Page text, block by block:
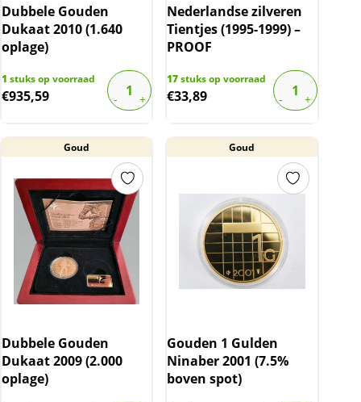
Dubbele Gouden
Dukaat 2010 (1.640
oplage)
1 stuks op voorraad
€935,59
Nederlandse zilveren
Tientjes (1995-1999) –
PROOF
17stuks op voorraad
€33,89
Goud
Dubbele Gouden
Dukaat 2009 (2.000
oplage)
Goud
Gouden 1 Gulden
Ninaber 2001 (7.5%
boven spot)